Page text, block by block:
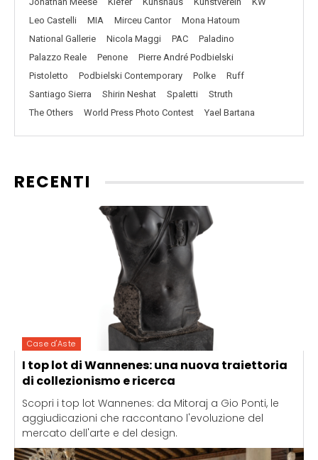
Leo Castelli
MIA Mirceu Cantor
Mona Hatoum
National Gallerie
Nicola Maggi PAC
Paladino
Palazzo Reale
Penone
Pierre André Podbielski
Pistoletto
Podbielski Contemporary Polke
Ruff
Santiago Sierra
Shirin Neshat Spaletti
Struth
The Others
World Press Photo Contest Yael Bartana
RECENTI
Case d'Aste
I top lot di Wannenes: una nuova traiettoria
di collezionismo e ricerca
Scopri i top lot Wannenes: da Mitoraj a Gio Ponti, le
aggiudicazioni che raccontano l'evoluzione del
mercato dell'arte e del design.